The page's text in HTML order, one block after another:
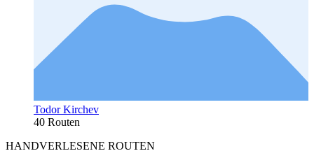
Todor Kirchev
40 Routen
HANDVERLESENE ROUTEN